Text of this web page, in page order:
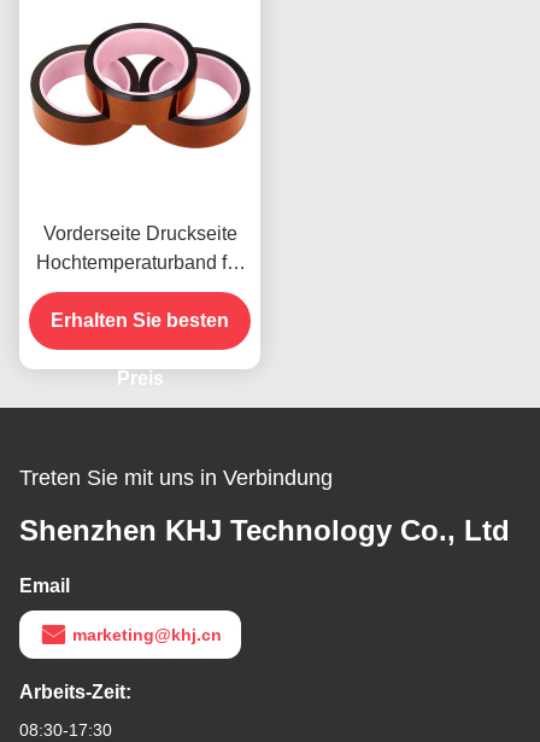
Vorderseite Druckseite
Hochtemperaturband für
das vorhandene Produkt
Erhalten Sie besten
Preis
Treten Sie mit uns in Verbindung
Shenzhen KHJ Technology Co., Ltd
Email
marketing@khj.cn
Arbeits-Zeit:
08:30-17:30